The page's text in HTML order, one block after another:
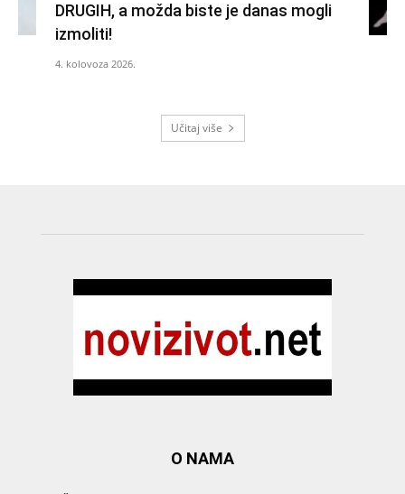
DRUGIH, a možda biste je danas mogli
izmoliti!
4. kolovoza 2026.
Učitaj više
O NAMA